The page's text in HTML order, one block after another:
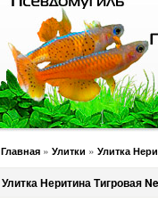
Главная » Улитки » Улитка
Улитка Неритина Тигровая